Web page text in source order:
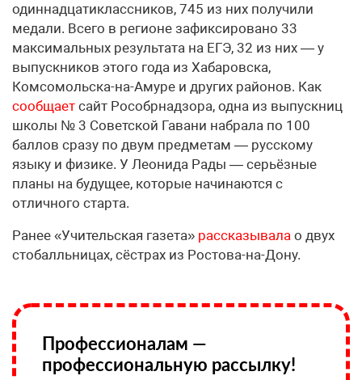
одиннадцатиклассников, 745 из них получили
медали. Всего в регионе зафиксировано 33
максимальных результата на ЕГЭ, 32 из них — у
выпускников этого года из Хабаровска,
Комсомольска-на-Амуре и других районов. Как
сообщает сайт Рособрнадзора, одна из выпускниц
школы № 3 Советской Гавани набрала по 100
баллов сразу по двум предметам — русскому
языку и физике. У Леонида Рады — серьёзные
планы на будущее, которые начинаются с
отличного старта.
Ранее «Учительская газета» рассказывала о двух
стобалльницах, сёстрах из Ростова-на-Дону.
Профессионалам —
профессиональную рассылку!